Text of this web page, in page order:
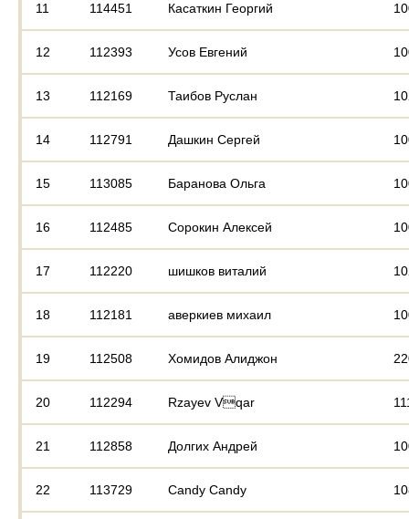
11 114451 Касаткин Георгий
12 112393 Усов Евгений
13 112169 Таибов Руслан
14 112791 Дашкин Сергей
15 113085 Баранова Ольга
16 112485 Сорокин Алексей
17 112220 шишков виталий
18 112181 аверкиев михаил
19 112508 Хомидов Алиджон
20 112294 Rzayev Vqar
21 112858 Долгих Андрей
22 113729 Candy Candy